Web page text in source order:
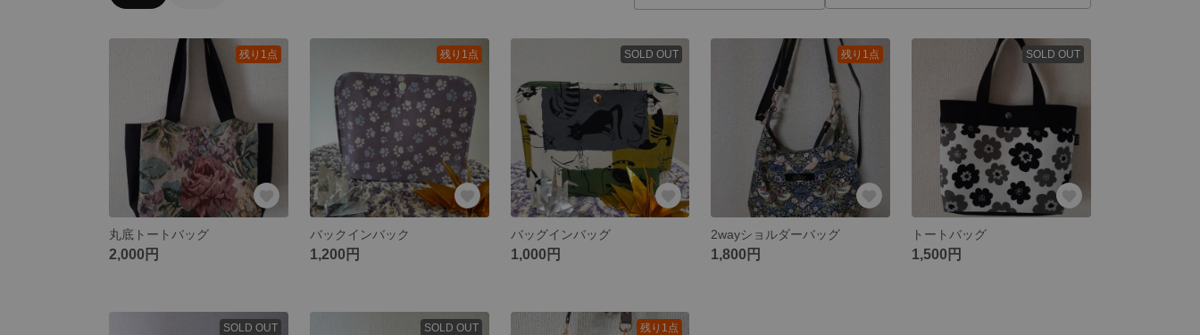
残り1点
丸底トートバッグ
2,000円
残り1点
バックインバック
1,200円
SOLD OUT
バッグインバッグ
1,000円
残り1点
2wayショルダーバッグ
1,800円
SOLD OUT
トートバッグ
1,500円
SOLD OUT SOLD OUT 残り1点